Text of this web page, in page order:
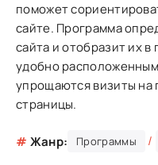
поможет
сайте. Программа
сайта и отобразит их
удобно расположенным
упрощаются визиты
страницы.
# Жанр: Программы /